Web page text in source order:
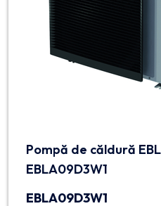
Pompă de căldură
EBLA09D3W1
EBLA09D3W1